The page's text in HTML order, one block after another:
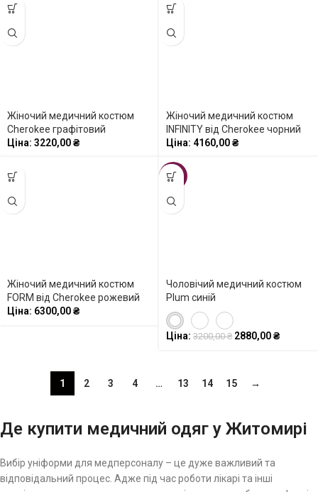
Жіночий медичний костюм
Cherokee графітовий
Ціна: 3220,00₴
Жіночий медичний костюм
INFINITY від Cherokee чорний
Ціна: 4160,00₴
Жіночий медичний костюм
FORM від Cherokee рожевий
Ціна: 6300,00₴
-10%
Чоловічий медичний костюм
Plum синій
Ціна: 3200,00₴ 2880,00₴
1 2 3 4 … 13 14 15 →
Де купити медичний одяг у Житомирі
Вибір уніформи для медперсоналу – це дуже важливий та
відповідальний процес. Адже під час роботи лікарі та інші